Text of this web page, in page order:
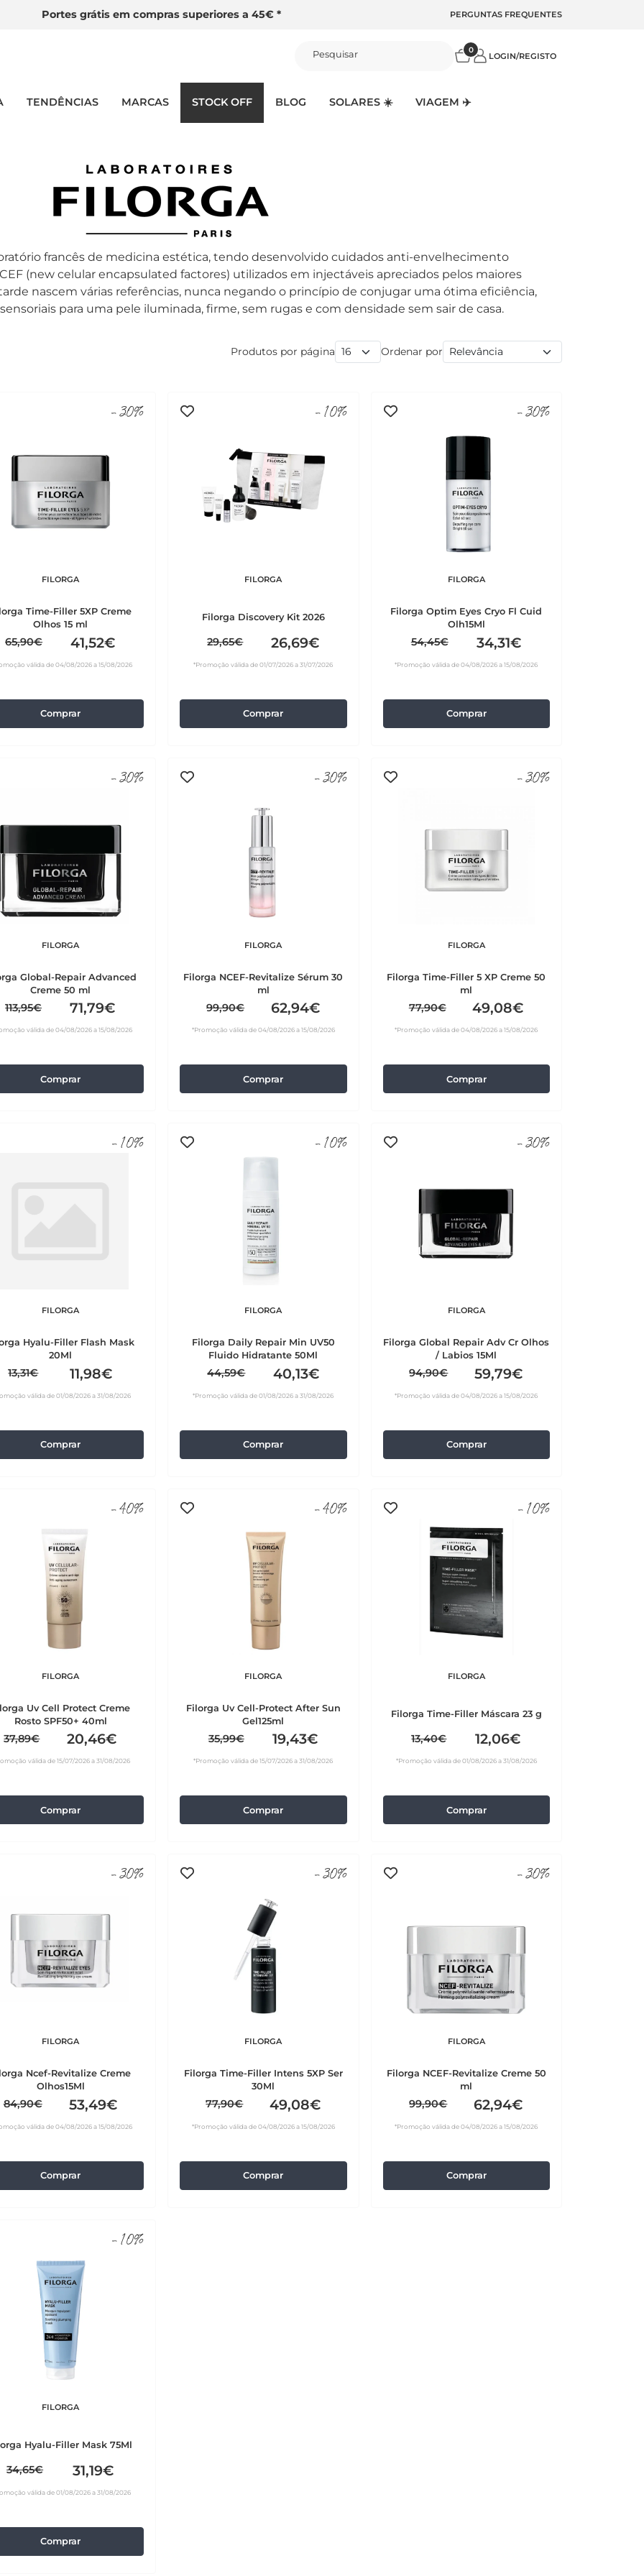
Portes grátis em compras superiores a 45€ * PERGUNTAS FREQUENTES
Pesquisar 0
LOGIN/REGISTO
TENDÊNCIAS MARCAS STOCK OFF BLOG SOLARES ☀️ VIAGEM ✈️
francês de medicina estética, tendo desenvolvido cuidados anti-envelhecimento
(new celular encapsulated factores) utilizados em injectáveis apreciados pelos maiores
nascem várias referências, nunca negando o princípio de conjugar uma ótima eficiência,
para uma pele iluminada, firme, sem rugas e com densidade sem sair de casa.
Produtos por página Ordenar por
-30%
FILORGA
Time-Filler 5XP Creme
Olhos 15 ml
65,90€ 41,52€
válida de 04/08/2026 a 15/08/2026
Comprar
-10%
FILORGA
Filorga Discovery Kit 2026
29,65€ 26,69€
*Promoção válida de 01/07/2026 a 31/07/2026
Comprar
-30%
FILORGA
Filorga Optim Eyes Cryo Fl Cuid
Olh15Ml
54,45€ 34,31€
*Promoção válida de 04/08/2026 a 15/08/2026
Comprar
-30%
FILORGA
Global-Repair Advanced
Creme 50 ml
113,95€ 71,79€
válida de 04/08/2026 a 15/08/2026
Comprar
-30%
FILORGA
Filorga NCEF-Revitalize Sérum 30
ml
99,90€ 62,94€
*Promoção válida de 04/08/2026 a 15/08/2026
Comprar
-30%
FILORGA
Filorga Time-Filler 5 XP Creme 50
ml
77,90€ 49,08€
*Promoção válida de 04/08/2026 a 15/08/2026
Comprar
-10%
FILORGA
Hyalu-Filler Flash Mask
20Ml
13,31€ 11,98€
válida de 01/08/2026 a 31/08/2026
Comprar
-10%
FILORGA
Filorga Daily Repair Min UV50
Fluido Hidratante 50Ml
44,59€ 40,13€
*Promoção válida de 01/08/2026 a 31/08/2026
Comprar
-30%
FILORGA
Filorga Global Repair Adv Cr Olhos
/ Labios 15Ml
94,90€ 59,79€
*Promoção válida de 04/08/2026 a 15/08/2026
Comprar
-40%
FILORGA
Uv Cell Protect Creme
Rosto SPF50+ 40ml
37,89€ 20,46€
válida de 15/07/2026 a 31/08/2026
Comprar
-40%
FILORGA
Filorga Uv Cell-Protect After Sun
Gel125ml
35,99€ 19,43€
*Promoção válida de 15/07/2026 a 31/08/2026
Comprar
-10%
FILORGA
Filorga Time-Filler Máscara 23 g
13,40€ 12,06€
*Promoção válida de 01/08/2026 a 31/08/2026
Comprar
-30%
FILORGA
Ncef-Revitalize Creme
Olhos15Ml
84,90€ 53,49€
válida de 04/08/2026 a 15/08/2026
Comprar
-30%
FILORGA
Filorga Time-Filler Intens 5XP Ser
30Ml
77,90€ 49,08€
*Promoção válida de 04/08/2026 a 15/08/2026
Comprar
-30%
FILORGA
Filorga NCEF-Revitalize Creme 50
ml
99,90€ 62,94€
*Promoção válida de 04/08/2026 a 15/08/2026
Comprar
-10%
FILORGA
Hyalu-Filler Mask 75Ml
34,65€ 31,19€
válida de 01/08/2026 a 31/08/2026
Comprar